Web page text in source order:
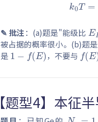
0.30
✎ 批注 ：(a)题是"能级比
被占据的概率很小。(b)题
是
1−f(E)
，不要与
f(E
【题型4】本征
Nc=